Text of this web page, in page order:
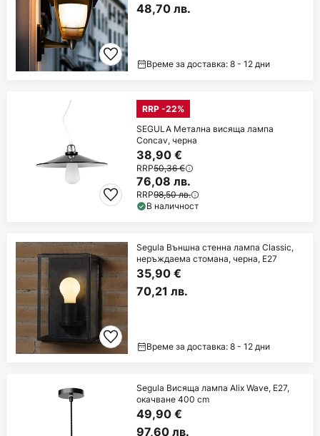
48,70 лв.
Време за доставка: 8 - 12 дни
RRP -22%
SEGULA Метална висяща лампа
Concav, черна
38,90 €
RRP50,36 €
76,08 лв.
RRP98,50 лв.
В наличност
Segula Външна стенна лампа Classic,
неръждаема стомана, черна, E27
35,90 €
70,21 лв.
Време за доставка: 8 - 12 дни
Segula Висяща лампа Alix Wave, E27,
окачване 400 cm
49,90 €
97,60 лв.